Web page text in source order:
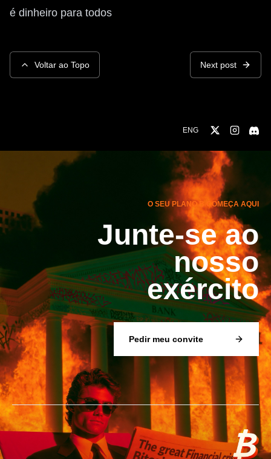
é dinheiro para todos
Voltar ao Topo Next post
ENG
O SEU PLANO B COMEÇA AQUI
Junte-se ao
nosso
exército
Pedir meu convite